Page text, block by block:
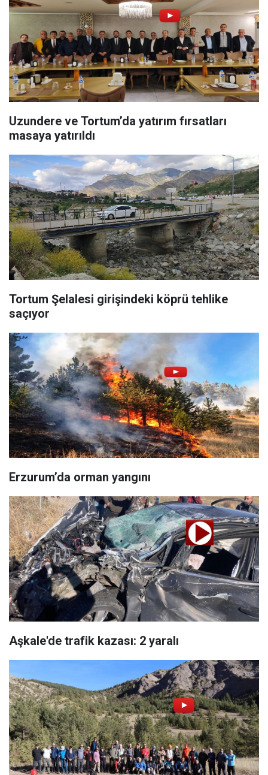
Uzundere ve Tortum’da yatırım fırsatları
masaya yatırıldı
Tortum Şelalesi girişindeki köprü tehlike
saçıyor
Erzurum’da orman yangını
Aşkale'de trafik kazası: 2 yaralı